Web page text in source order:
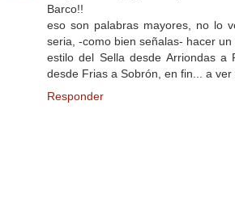
Barco!!
eso son palabras mayores, no lo
seria, -como bien señalas- hacer
estilo del Sella desde Arriondas a
desde Frias a Sobrón, en fin... a
Responder